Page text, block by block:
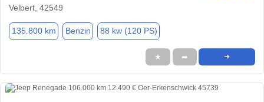
Velbert, 42549
135.800 km Benzin 88 kw (120 PS)
★ ➦ ➜